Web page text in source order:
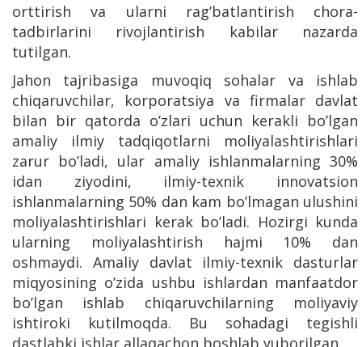
orttirish va ularni rag’batlantirish chora-
tadbirlarini rivojlantirish kabilar nazarda
tutilgan.
Jahon tajribasiga muvoqiq sohalar va ishlab
chiqaruvchilar, korporatsiya va firmalar davlat
bilan bir qatorda o’zlari uchun kerakli bo’lgan
amaliy ilmiy tadqiqotlarni moliyalashtirishlari
zarur bo’ladi, ular amaliy ishlanmalarning 30%
idan ziyodini, ilmiy-texnik innovatsion
ishlanmalarning 50% dan kam bo’lmagan ulushini
moliyalashtirishlari kerak bo’ladi. Hozirgi kunda
ularning moliyalashtirish hajmi 10% dan
oshmaydi. Amaliy davlat ilmiy-texnik dasturlar
miqyosining o’zida ushbu ishlardan manfaatdor
bo’lgan ishlab chiqaruvchilarning moliyaviy
ishtiroki kutilmoqda. Bu sohadagi tegishli
dastlabki ishlar allaqachon boshlab yuborilgan.